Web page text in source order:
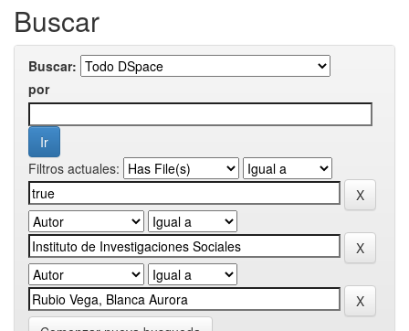
Buscar
Buscar:
por
Filtros actuales: